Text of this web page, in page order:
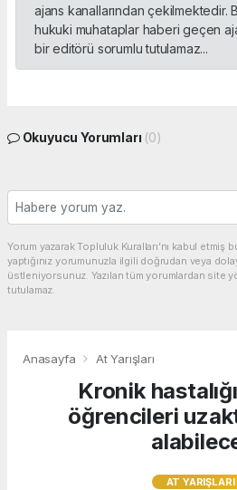
ajans kanallarından çekilmektedir.
hukuki muhataplar haberi geçen
bir editörü sorumlu tutulamaz...
Okuyucu Yorumları (0)
Yorum yazarak Topluluk Kuralları’nı kabul
yaptığınız yorumunuzla ilgili doğrudan veya
üstleniyorsunuz. Yazılan tüm yorumlardan site
tutulamaz.
Anasayfa At Yarışları
Kronik
öğrencileri
AT YARIŞLARI